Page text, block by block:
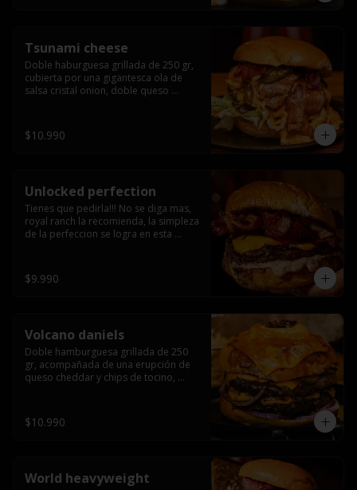
Tsunami cheese
Doble haburguesa grillada de 250 gr,
cubierta por una gigantesca ola de
salsa cristal onion, doble queso
grill y los mas ricos jalapeños
jalapeños de todo texas.
$10.990
Unlocked perfection
Tienes que pedirla!!! No se diga mas,
royal ranch la recomienda, la simpleza
de la perfeccion se logra en esta
bacon secret sause, y tocino (se
recomienda con coccion 3/4).
$9.990
Volcano daniels
Doble hamburguesa grillada de 250
gr, acompañada de una erupción de
queso cheddar y chips de tocino,
americanos todo esto bañado en la
mejor salsa jack daniels al mas puro
$10.990
World heavyweight